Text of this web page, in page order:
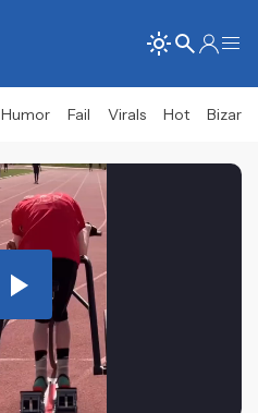
Humor Fail Virals Hot Bizar
Play
Video